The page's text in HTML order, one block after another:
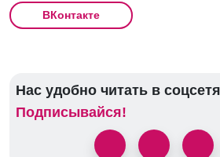
ВКонтакте
Нас удобно читать в
Подписывайся!